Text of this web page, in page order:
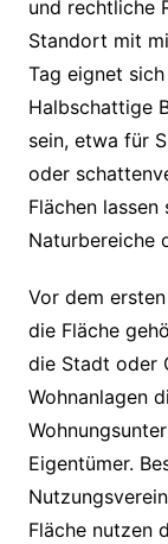
und rechtliche
Standort mit
Tag eignet
Halbschattige
sein, etwa für
oder
Flächen
Naturbereiche
Vor dem
die Fläche
die Stadt oder
Wohnanlagen
Eigentümer.
Fläche nutzen